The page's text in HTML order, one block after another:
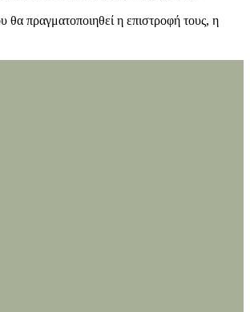
θα πραγματοποιηθεί η επιστροφή τους, η